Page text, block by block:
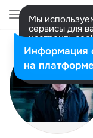
Мы
сервисы для
настроить
Разрешить
Информация
на